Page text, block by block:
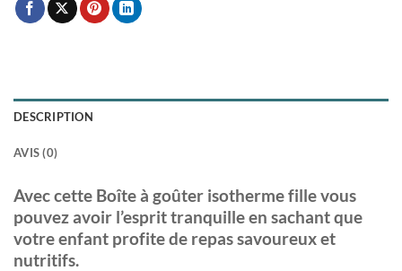
DESCRIPTION
AVIS (0)
Avec cette Boîte à goûter isotherme fille vous
pouvez avoir l’esprit tranquille en sachant que
votre enfant profite de repas savoureux et
nutritifs.